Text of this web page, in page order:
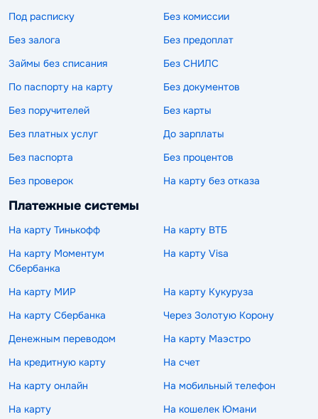
Под расписку
Без комиссии
Без залога
Без предоплат
Займы без списания
Без СНИЛС
По паспорту на карту
Без документов
Без поручителей
Без карты
Без платных услуг
До зарплаты
Без паспорта
Без процентов
Без проверок
На карту без отказа
Платежные системы
На карту Тинькофф
На карту ВТБ
На карту Моментум
Сбербанка
На карту Visa
На карту МИР
На карту Кукуруза
На карту Сбербанка
Через Золотую Корону
Денежным переводом
На карту Маэстро
На кредитную карту
На счет
На карту онлайн
На мобильный телефон
На карту
На кошелек Юмани